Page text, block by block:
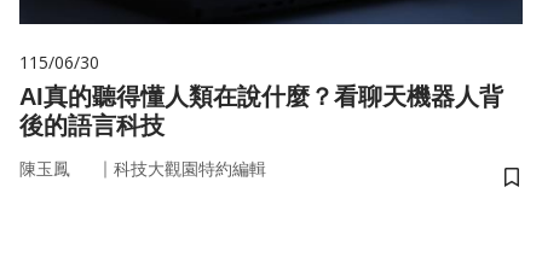
115/06/30
AI真的聽得懂人類在說什麼？看聊天機器人背
後的語言科技
陳玉鳳 ｜ 科技大觀園特約編輯
儲